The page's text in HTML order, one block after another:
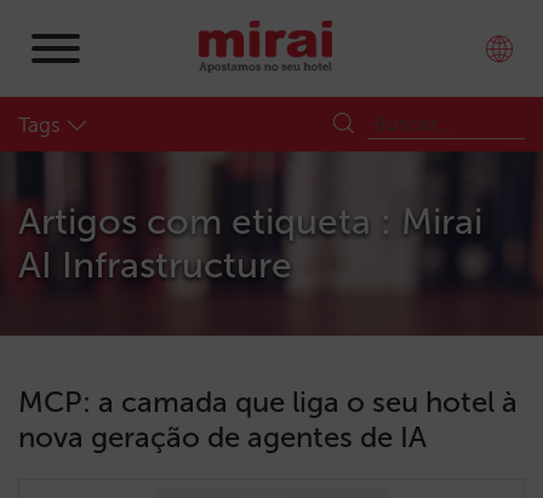
Tags
Artigos com etiqueta : Mirai
AI Infrastructure
MCP: a camada que liga o seu hotel à
nova geração de agentes de IA